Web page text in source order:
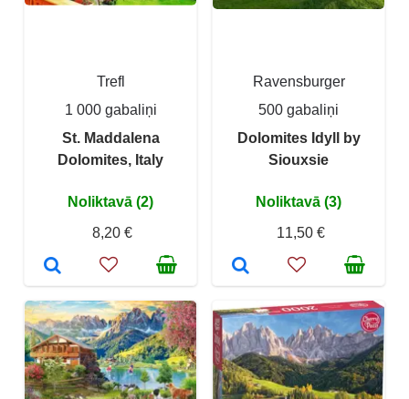
Trefl
1 000 gabaliņi
St. Maddalena
Dolomites, Italy
Noliktavā (2)
8,20 €
Ravensburger
500 gabaliņi
Dolomites Idyll by
Siouxsie
Noliktavā (3)
11,50 €